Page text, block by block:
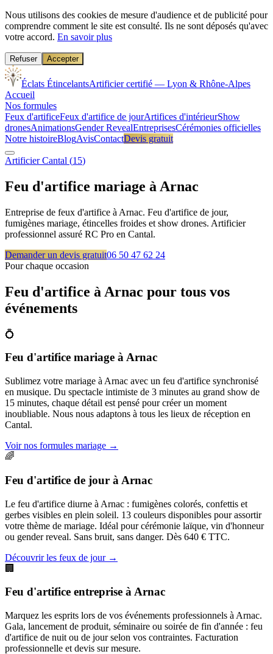
Nous utilisons des cookies de mesure d'audience et de publicité pour
comprendre comment le site est consulté. Ils ne sont déposés qu'avec
votre accord. En savoir plus
Refuser Accepter
Éclats ÉtincelantsArtificier certifié — Lyon & Rhône-Alpes
Accueil
Nos formules
Feux d'artificeFeux d'artifice de jourArtifices d'intérieurShow
dronesAnimationsGender RevealEntreprisesCérémonies officielles
Notre histoireBlogAvisContactDevis gratuit
ArtificierCantal (15)
Feu d'artifice mariage à Arnac
Entreprise de feux d'artifice à Arnac. Feu d'artifice de jour,
fumigènes mariage, étincelles froides et show drones. Artificier
professionnel assuré RC Pro en Cantal.
Demander un devis gratuit06 50 47 62 24
Pour chaque occasion
Feu d'artifice à Arnac pour tous vos
événements
💍
Feu d'artifice mariage àArnac
Sublimez votre mariage à Arnac avec un feu d'artifice synchronisé
en musique. Du spectacle intimiste de 3 minutes au grand show de
15 minutes, chaque détail est pensé pour créer un moment
inoubliable. Nous nous adaptons à tous les lieux de réception en
Cantal.
Voir nos formules mariage →
🌈
Feu d'artifice de jour à Arnac
Le feu d'artifice diurne à Arnac : fumigènes colorés, confettis et
gerbes visibles en plein soleil. 13 couleurs disponibles pour assortir
votre thème de mariage. Idéal pour cérémonie laïque, vin d'honneur
ou gender reveal. Sans bruit, sans danger. Dès 640 € TTC.
Découvrir les feux de jour→
🏢
Feu d'artifice entreprise àArnac
Marquez les esprits lors de vos événements professionnels à Arnac.
Gala, lancement de produit, séminaire ou soirée de fin d'année : feu
d'artifice de nuit ou de jour selon vos contraintes. Facturation
professionnelle et devis sur mesure.